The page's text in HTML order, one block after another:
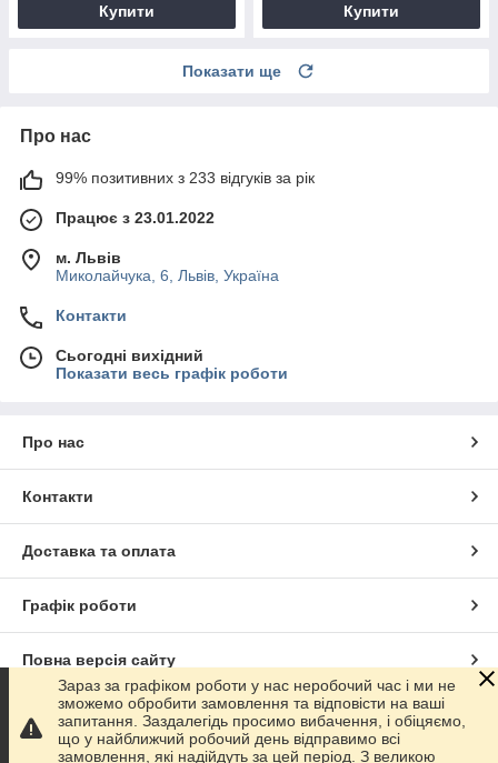
Купити Купити
Показати ще
Про нас
99% позитивних з 233 відгуків за рік
Працює з 23.01.2022
м. Львів
Миколайчука, 6, Львів, Україна
Контакти
Сьогодні вихідний
Показати весь графік роботи
Про нас
Контакти
Доставка та оплата
Графік роботи
Повна версія сайту
Сайт створено на маркетплейсіProm.ua
Зараз за графіком роботи у нас неробочий час і ми не
зможемо обробити замовлення та відповісти на ваші
запитання. Заздалегідь просимо вибачення, і обіцяємо,
що у найближчий робочий день відправимо всі
замовлення, які надійдуть за цей період. З великою